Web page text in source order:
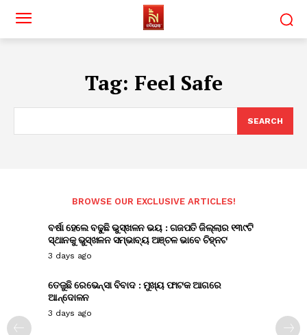
Tag: Feel Safe
SEARCH
BROWSE OUR EXCLUSIVE ARTICLES!
ବର୍ଷା ହେଲେ ବଢୁଛି ଭୁସ୍ଖଳନ ଭୟ : ଗଜପତି ଜିଲ୍ଲାର ୧୩୯ଟି
ସ୍ଥାନକୁ ଭୁସ୍ଖଳନ ସମ୍ଭାବ୍ୟ ଅଞ୍ଚଳ ଭାବେ ଚିହ୍ନଟ
3 days ago
ତେଜୁଛି ରେଭେନ୍ସା ବିବାଦ : ମୁଖ୍ୟ ଫାଟକ ଆଗରେ
ଆନ୍ଦୋଳନ
3 days ago